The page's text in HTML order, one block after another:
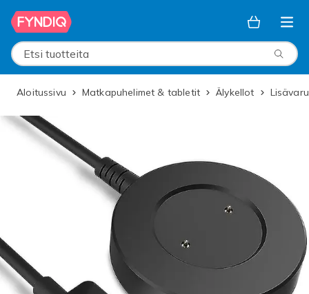
Ohita ja siirry pääsisältöön
Etsi tuotteita
Aloitussivu Matkapuhelimet & tabletit Älykellot